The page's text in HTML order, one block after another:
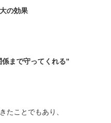
の効果
まで守ってくれる”
たことでもあり、